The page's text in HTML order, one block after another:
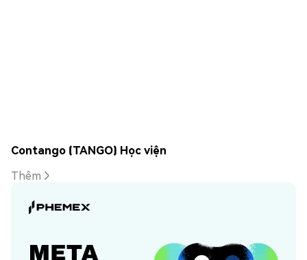
Contango (TANGO) Học viện
Thêm